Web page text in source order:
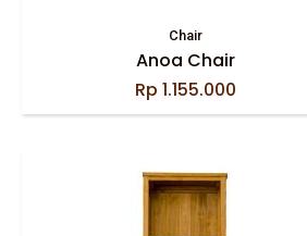
Chair
Anoa Chair
Rp 1.155.000